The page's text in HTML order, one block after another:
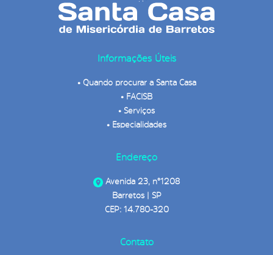
Informações Úteis
• Quando procurar a Santa Casa
• FACISB
• Serviços
• Especialidades
Endereço
Avenida 23, n°1208
Barretos | SP
CEP: 14.780-320
Contato